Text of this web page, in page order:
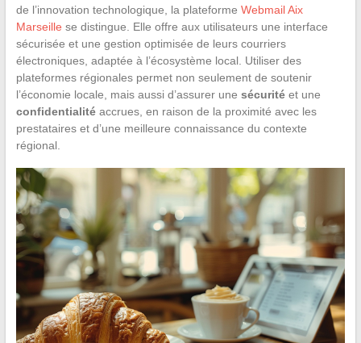
de l’innovation technologique, la plateforme Webmail Aix
Marseille se distingue. Elle offre aux utilisateurs une interface
sécurisée et une gestion optimisée de leurs courriers
électroniques, adaptée à l’écosystème local. Utiliser des
plateformes régionales permet non seulement de soutenir
l’économie locale, mais aussi d’assurer une sécuritéet une
confidentialitéaccrues, en raison de la proximité avec les
prestataires et d’une meilleure connaissance du contexte
régional.